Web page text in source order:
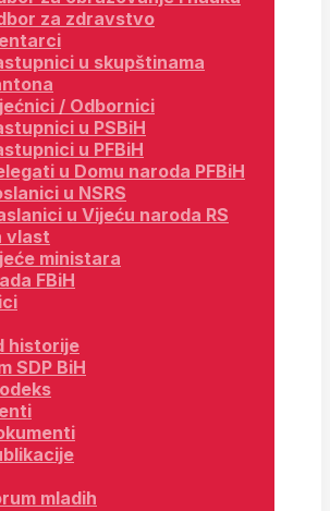
za zdravstvo
u skupštinama
/ Odbornici
u PSBiH
u PFBiH
u Domu naroda PFBiH
u NSRS
u Vijeću naroda RS
vlast
ministara
FBiH
historije
SDP BiH
mladih